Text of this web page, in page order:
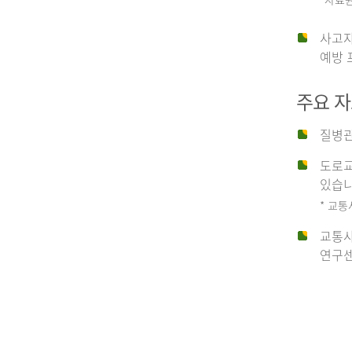
사
종
사고
예방
주요
질병
도로
있습
* 교통
교통
연구